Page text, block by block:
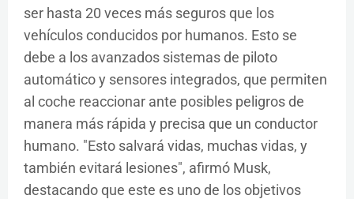
ser hasta 20 veces más seguros que los
vehículos conducidos por humanos. Esto se
debe a los avanzados sistemas de piloto
automático y sensores integrados, que permiten
al coche reaccionar ante posibles peligros de
manera más rápida y precisa que un conductor
humano. "Esto salvará vidas, muchas vidas, y
también evitará lesiones", afirmó Musk,
destacando que este es uno de los objetivos